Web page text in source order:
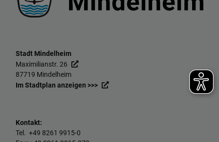
Stadt Mindelheim
Maximilianstr. 26
87719 Mindelheim
Im Stadtplan anzeigen >>>
Kontakt:
Tel. +49 8261 9915-0